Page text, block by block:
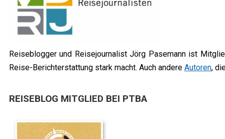
Reiseblogger und Reisejournalist Jörg Pasemann ist
Reise-Berichterstattung stark macht. Auch andere Autoren,
REISEBLOG MITGLIED BEI PTBA